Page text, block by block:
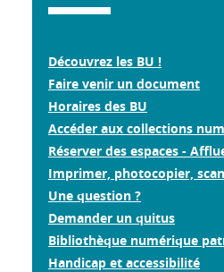
Découvrez les BU !
Faire venir un document
Horaires des BU
Accéder aux collections
Réserver des espaces -
Imprimer, photocopier,
Une question ?
Demander un quitus
Bibliothèque numérique
Handicap et accessibilité